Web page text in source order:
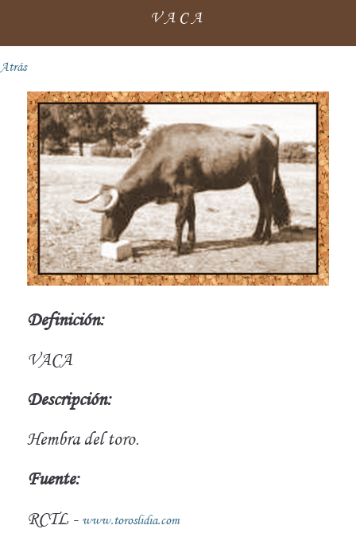
VACA
Atrás
Definición:
VACA
Descripción:
Hembra del toro.
Fuente:
RCTL - www.toroslidia.com